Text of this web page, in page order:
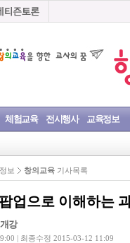
체험교육 전시행사 교육정보
보 창의교육 기사목록
업으로 이해하는
강
| 최종수정 2015-03-12 11:09